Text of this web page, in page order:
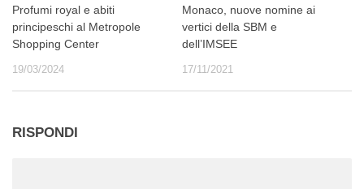
Profumi royal e abiti
principeschi al Metropole
Shopping Center
19/03/2024
Monaco, nuove nomine ai
vertici della SBM e
dell’IMSEE
17/11/2021
RISPONDI